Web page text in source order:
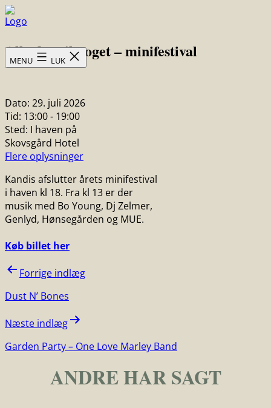
Fortsæt
til
Hotel
MENU LUK
Alle dur til noget – minifestival
Dato: 29. juli 2026
Tid: 13:00 - 19:00
Sted: I haven på
Skovsgård Hotel
Flere oplysninger
Kandis afslutter årets minifestival
i haven kl 18. Fra kl 13 er der
musik med Bo Young, Dj Zelmer,
Genlyd, Hønsegården og MUE.
Køb billet her
Indlægsnavigation
Forrige indlæg
Dust N’ Bones
Næste indlæg
Garden Party – One Love Marley Band
ANDRE HAR SAGT